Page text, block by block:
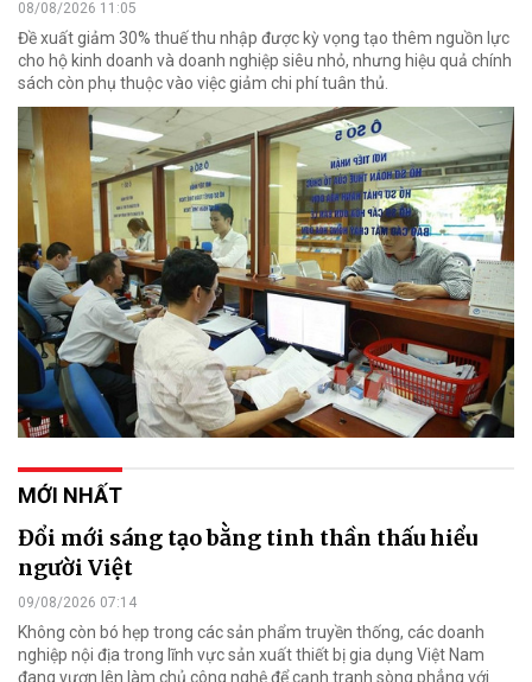
08/08/2026 11:05
Đề xuất giảm 30% thuế thu nhập được kỳ vọng tạo thêm nguồn lực
cho hộ kinh doanh và doanh nghiệp siêu nhỏ, nhưng hiệu quả chính
sách còn phụ thuộc vào việc giảm chi phí tuân thủ.
MỚI NHẤT
Đổi mới sáng tạo bằng tinh thần thấu hiểu
người Việt
09/08/2026 07:14
Không còn bó hẹp trong các sản phẩm truyền thống, các doanh
nghiệp nội địa trong lĩnh vực sản xuất thiết bị gia dụng Việt Nam
đang vươn lên làm chủ công nghệ để cạnh tranh sòng phẳng với